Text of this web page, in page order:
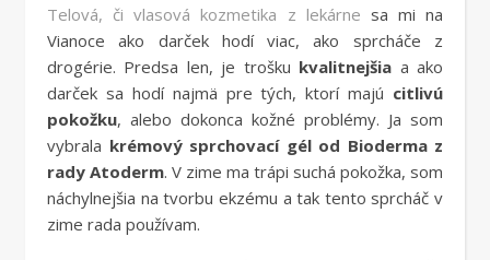
Telová, či vlasová kozmetika z lekárne sa mi na
Vianoce ako darček hodí viac, ako sprcháče z
drogérie. Predsa len, je trošku kvalitnejšia a ako
darček sa hodí najmä pre tých, ktorí majú citlivú
pokožku, alebo dokonca kožné problémy. Ja som
vybrala krémový sprchovací gél od Bioderma z
rady Atoderm. V zime ma trápi suchá pokožka, som
náchylnejšia na tvorbu ekzému a tak tento sprcháč v
zime rada používam.